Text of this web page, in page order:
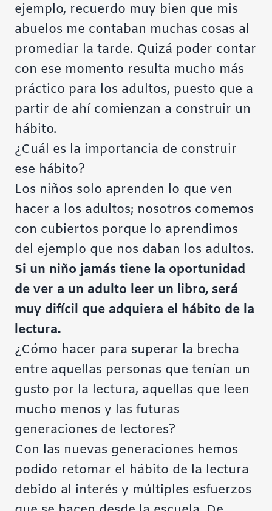
ejemplo, recuerdo muy bien que mis
abuelos me contaban muchas cosas al
promediar la tarde. Quizá poder contar
con ese momento resulta mucho más
práctico para los adultos, puesto que a
partir de ahí comienzan a construir un
hábito.
¿Cuál es la importancia de construir
ese hábito?
Los niños solo aprenden lo que ven
hacer a los adultos; nosotros comemos
con cubiertos porque lo aprendimos
del ejemplo que nos daban los adultos.
Si un niño jamás tiene la oportunidad
de ver a un adulto leer un libro, será
muy difícil que adquiera el hábito de la
lectura.
¿Cómo hacer para superar la brecha
entre aquellas personas que tenían un
gusto por la lectura, aquellas que leen
mucho menos y las futuras
generaciones de lectores?
Con las nuevas generaciones hemos
podido retomar el hábito de la lectura
debido al interés y múltiples esfuerzos